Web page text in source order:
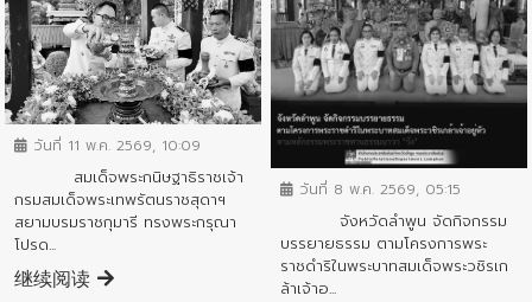
ข่าวกิจกรรมสำคัญจังหวัด
วันที่ 11 พ.ค. 2569, 10:09
สมเด็จพระกนิษฐาธิราชเจ้า
กรมสมเด็จพระเทพรัตนราชสุดาฯ
สยามบรมราชกุมารี ทรงพระกรุณา
โปรด...
继续阅读
ข่าวกิจกรรมสำคัญจังหวัด
วันที่ 8 พ.ค. 2569, 05:15
จังหวัดลำพูน จัดกิจกรรม
บรรยายธรรม ตามโครงการพระ
ราชดำริในพระบาทสมเด็จพระวชิรเก
ล้าเจ้าอ...